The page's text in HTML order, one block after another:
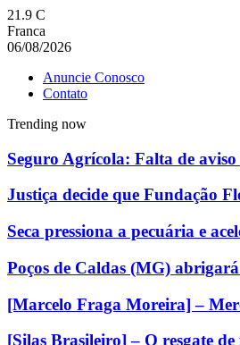
21.9 C
Franca
06/08/2026
Anuncie Conosco
Contato
Trending now
Seguro Agrícola: Falta de
Justiça decide que Fundação
Seca pressiona a pecuária e
Poços de Caldas (MG)
[Marcelo Fraga Moreira] –
[Silas Brasileiro] – O resgate